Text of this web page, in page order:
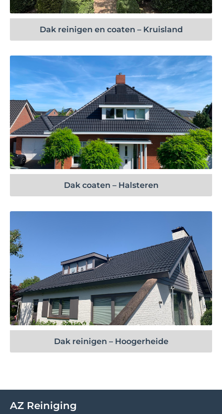
Dak reinigen en coaten – Kruisland
Bekijk project
Dak coaten – Halsteren
Bekijk project
Dak reinigen – Hoogerheide
AZ Reiniging